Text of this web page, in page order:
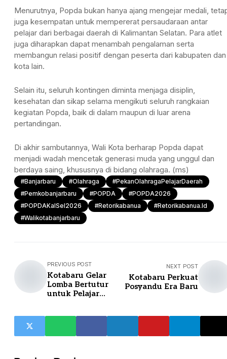
Menurutnya, Popda bukan hanya ajang mengejar medali,
juga kesempatan untuk mempererat persaudaraan antar
pelajar dari berbagai daerah di Kalimantan Selatan. Para atlet
juga diharapkan dapat menambah pengalaman serta
membangun relasi positif dengan peserta dari kabupaten dan
kota lain.
Selain itu, seluruh kontingen diminta menjaga disiplin,
kesehatan dan sikap selama mengikuti seluruh rangkaian
kegiatan Popda, baik di dalam maupun di luar arena
pertandingan.
Di akhir sambutannya, Wali Kota berharap Popda dapat
menjadi wadah mencetak generasi muda yang unggul dan
berdaya saing, khususnya di bidang olahraga. (ms)
#Banjarbaru #olahraga
#PekanOlahragaPelajarDaerah
#pemkobanjarbaru
#POPDA
#POPDA2026
#POPDAKalSel2026
#retorikabanua
#retorikabanua.id
#walikotabanjarbaru
PREVIOUS POST
Kotabaru Gelar
Lomba Bertutur
untuk Pelajar
NEXT POST
Kotabaru Perkuat
Posyandu Era Baru